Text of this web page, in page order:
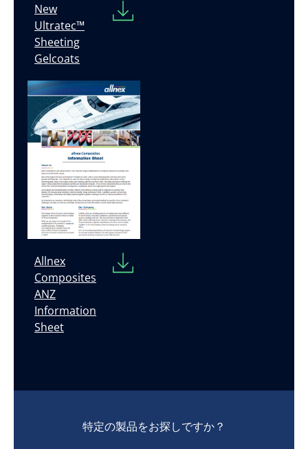
New
Ultratec™
Sheeting
Gelcoats
Allnex
Composites
ANZ
Information
Sheet
特定の製品をお探しですか？